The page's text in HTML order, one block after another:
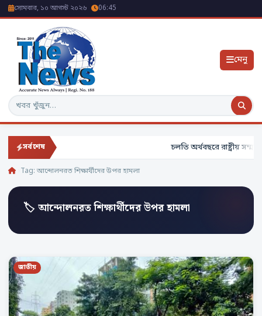
সোমবার, ১০ আগস্ট ২০২৬ 06:45
মেনু
অনুসন্ধান
সর্বশেষ চলতি অর্থবছরে রাষ্ট্রীয়
Tag:আন্দোলনরত শিক্ষার্থীদের উপর হামলা
🏷 আন্দোলনরত শিক্ষার্থীদের উপর হামলা
জাতীয়